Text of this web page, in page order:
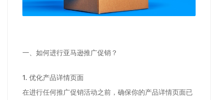
一、如何进行亚马逊推广促销？
1. 优化产品详情页面
在进行任何推广促销活动之前，确保你的产品详情页面已